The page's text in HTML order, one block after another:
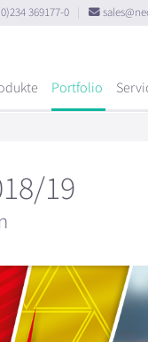
369177-0
Portfolio
19